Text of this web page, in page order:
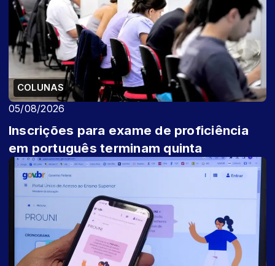
COLUNAS
05/08/2026
Inscrições para exame de proficiência
em português terminam quinta